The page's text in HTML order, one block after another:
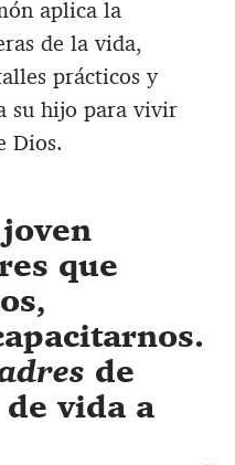
aplica la
de la vida,
prácticos y
su hijo para vivir
Dios.
que
de
vida a